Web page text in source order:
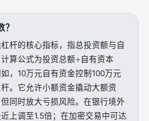
杆的核心指标，指总投资额与自
算公式为投资总额÷自有资本
如，10万元自有资金控制100万元
。它允许小额资金撬动大额资
同时放大亏损风险。在银行境外
上调至1.5倍；在加密交易中可达